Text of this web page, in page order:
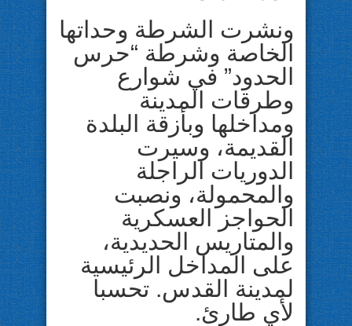
ونشرت الشرطة وحداتها
الخاصة وشرطة “حرس
الحدود” في شوارع
وطرقات المدينة
ومداخلها وبأزقة البلدة
القديمة، وسيرت
الدوريات الراجلة
والمحمولة، ونصبت
الحواجز العسكرية
والمتاريس الحديدية،
على المداخل الرئيسية
لمدينة القدس. تحسبا
لأي طارئ.